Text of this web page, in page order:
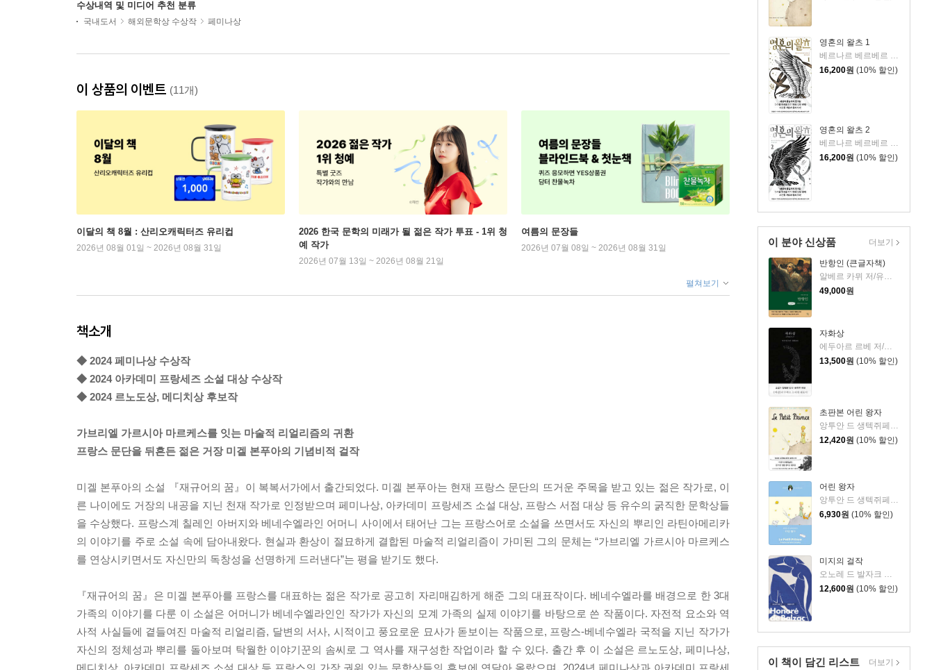
영혼의 왈츠 1
베르나르 베르베르 저/전미연 역
16,200원 (10% 할인)
영혼의 왈츠 2
베르나르 베르베르 저/전미연 역
16,200원 (10% 할인)
이 분야 신상품
반항인 (큰글자책)
49,000원
자화상
에두아르 르베 저/정영문 역
13,500원 (10% 할인)
초판본 어린 왕자
앙투안 드 생텍쥐페리 저/김미정 역
12,420원 (10% 할인)
어린 왕자
6,930원 (10% 할인)
미지의 걸작
오노레 드 발자크 저/박명숙 역
12,600원 (10% 할인)
더보기
이 책이 담긴 리스트 더보기
수상내역 및 미디어 추천 분류
국내도서 해외문학상 수상작 페미나상
이 상품의 이벤트 (11개)
이달의 책 8월 : 산리오캐릭터즈 유리컵
2026년 08월 01일 ~ 2026년 08월 31일
2026 한국 문학의 미래가 될 젊은 작가 투표 - 1위 청
예 작가
2026년 07월 13일 ~ 2026년 08월 21일
여름의 문장들
2026년 07월 08일 ~ 2026년 08월 31일
펼쳐보기
책소개
◆ 2024 페미나상 수상작
◆ 2024 아카데미 프랑세즈 소설 대상 수상작
◆ 2024 르노도상, 메디치상 후보작
가브리엘 가르시아 마르케스를 잇는 마술적 리얼리즘의 귀환
프랑스 문단을 뒤흔든 젊은 거장 미겔 본푸아의 기념비적 걸작
미겔 본푸아의 소설 『재규어의 꿈』이 복복서가에서 출간되었다. 미겔 본푸아는 현재 프랑스 문단의 뜨거운 주목을 받고 있는 젊은 작가로, 이
른 나이에도 거장의 내공을 지닌 천재 작가로 인정받으며 페미나상, 아카데미 프랑세즈 소설 대상, 프랑스 서점 대상 등 유수의 굵직한 문학상들
을 수상했다. 프랑스계 칠레인 아버지와 베네수엘라인 어머니 사이에서 태어난 그는 프랑스어로 소설을 쓰면서도 자신의 뿌리인 라틴아메리카
의 이야기를 주로 소설 속에 담아내왔다. 현실과 환상이 절묘하게 결합된 마술적 리얼리즘이 가미된 그의 문체는 “가브리엘 가르시아 마르케스
를 연상시키면서도 자신만의 독창성을 선명하게 드러낸다”는 평을 받기도 했다.
『재규어의 꿈』은 미겔 본푸아를 프랑스를 대표하는 젊은 작가로 공고히 자리매김하게 해준 그의 대표작이다. 베네수엘라를 배경으로 한 3대
가족의 이야기를 다룬 이 소설은 어머니가 베네수엘라인인 작가가 자신의 모계 가족의 실제 이야기를 바탕으로 쓴 작품이다. 자전적 요소와 역
사적 사실들에 곁들여진 마술적 리얼리즘, 달변의 서사, 시적이고 풍요로운 묘사가 돋보이는 작품으로, 프랑스-베네수엘라 국적을 지닌 작가가
자신의 정체성과 뿌리를 돌아보며 탁월한 이야기꾼의 솜씨로 그 역사를 재구성한 작업이라 할 수 있다. 출간 후 이 소설은 르노도상, 페미나상,
메디치상, 아카데미 프랑세즈 소설 대상 등 프랑스의 가장 권위 있는 문학상들의 후보에 연달아 올랐으며, 2024년 페미나상과 아카데미 프랑세